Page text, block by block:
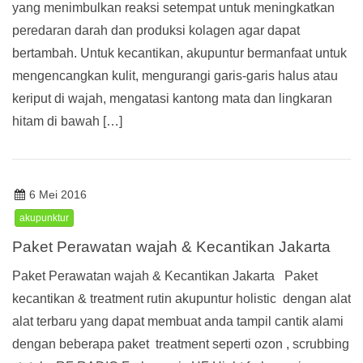
yang menimbulkan reaksi setempat untuk meningkatkan
peredaran darah dan produksi kolagen agar dapat
bertambah. Untuk kecantikan, akupuntur bermanfaat untuk
mengencangkan kulit, mengurangi garis-garis halus atau
keriput di wajah, mengatasi kantong mata dan lingkaran
hitam di bawah […]
6 Mei 2016
akupunktur
Paket Perawatan wajah & Kecantikan Jakarta
Paket Perawatan wajah & Kecantikan Jakarta Paket
kecantikan & treatment rutin akupuntur holistic dengan alat
alat terbaru yang dapat membuat anda tampil cantik alami
dengan beberapa paket treatment seperti ozon , scrubbing